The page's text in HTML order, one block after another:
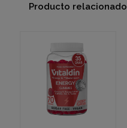
Producto relacionado